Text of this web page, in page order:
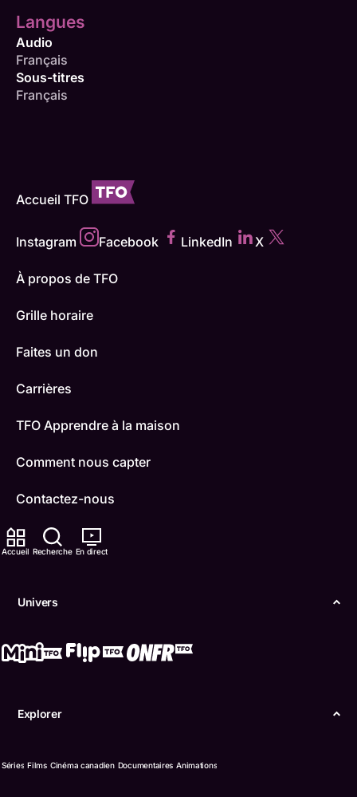
Accueil Recherche En direct
Univers
Explorer
Séries Films Cinéma canadien Documentaires Animations
Langues
Audio
Français
Sous-titres
Français
Accueil TFO
Instagram Facebook LinkedIn X
À propos de TFO
Grille horaire
Faites un don
Carrières
TFO Apprendre à la maison
Comment nous capter
Contactez-nous
ONFR
Boukili
Conditions d'utilisation
Confidentialité
langue française de l’Ontario (TFO) - 2026